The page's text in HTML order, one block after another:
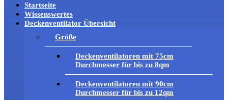
Startseite
Wissenswertes
Deckenventilator Übersicht
Größe
Deckenventilatoren mit 75cm
Durchmesser für bis zu 8qm
Deckenventilatoren mit 90cm
Durchmesser für bis zu 12qm